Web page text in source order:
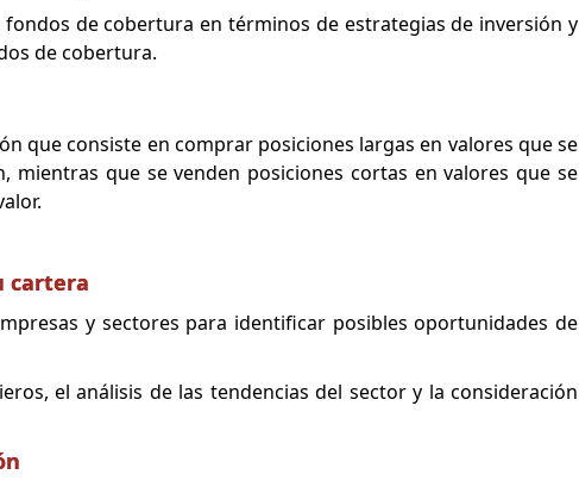
de cobertura en términos de estrategias de inversión y
de cobertura.
que consiste en comprar posiciones largas en valores que se
que se venden posiciones cortas en valores que se
cartera
y sectores para identificar posibles oportunidades de
el análisis de las tendencias del sector y la consideración